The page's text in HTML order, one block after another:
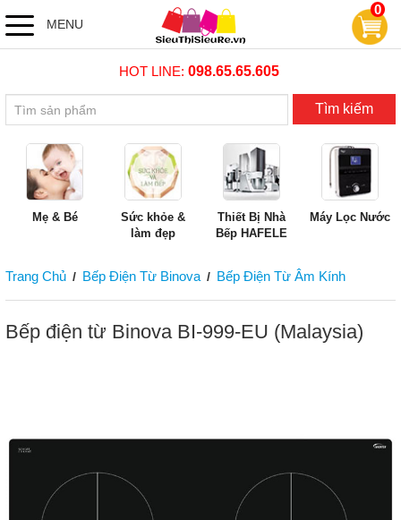
MENU
0
HOT LINE: 098.65.65.605
Tìm kiếm
Mẹ & Bé
Sức khỏe &
làm đẹp
Thiết Bị Nhà
Bếp HAFELE
Máy Lọc Nước
Trang Chủ / Bếp Điện Từ Binova / Bếp Điện Từ Âm Kính
Bếp điện từ Binova BI-999-EU (Malaysia)